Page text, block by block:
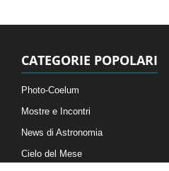
CATEGORIE POPOLARI
Photo-Coelum
Mostre e Incontri
News di Astronomia
Cielo del Mese